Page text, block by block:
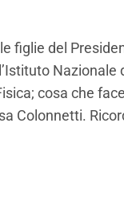
figlie del
cosa che
Colonnetti.